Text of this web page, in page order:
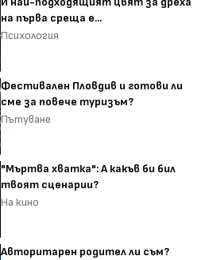
на първа среща е...
Психология
Фестивален Пловдив и готови ли
сме за повече туризъм?
Пътуване
"Мъртва хватка": А какъв би бил
твоят сценарии?
На кино
Авторитарен родител ли съм?